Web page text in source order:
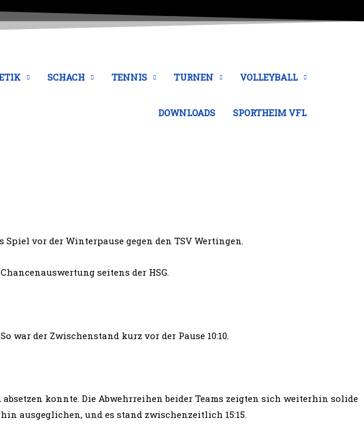
SCHACH TENNIS TURNEN VOLLEYBALL
DOWNLOADS SPORTHEIM VFL
Spiel vor der Winterpause gegen den TSV Wertingen.
seitens der HSG.
der Zwischenstand kurz vor der Pause 10:10.
konnte. Die Abwehrreihen beider Teams zeigten sich weiterhin solide
ausgeglichen, und es stand zwischenzeitlich 15:15.